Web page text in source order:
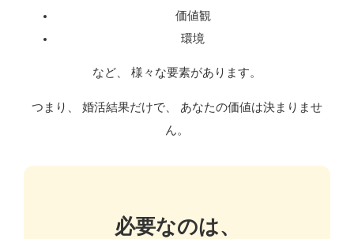
価値観
環境
など、 様々な要素があります。
つまり、 婚活結果だけで、 あなたの価値は決まりませ
ん。
必要なのは、